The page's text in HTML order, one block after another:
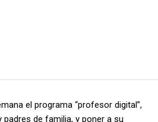
el programa “profesor digital”,
de familia, y poner a su